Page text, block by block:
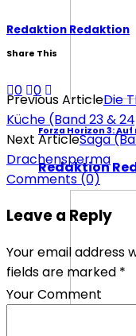
Forza Horizon 3:
Redaktion
Redaktion Redaktion
Share This
0 0
Previous ArticleDie
Küche (Band 23 &
Next ArticleSaga
Drachensperma
Comments(0)
Leave a Reply
Your email address
fields are marked *
Your Comment